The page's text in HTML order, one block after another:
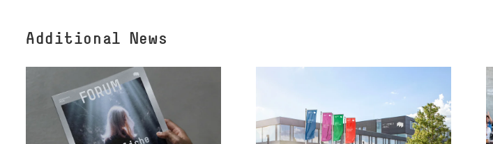
Additional News